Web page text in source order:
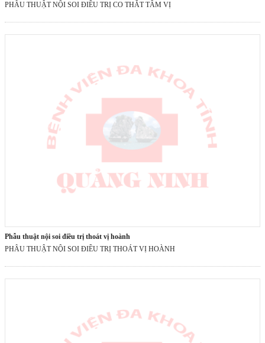
PHẪU THUẬT NỘI SOI ĐIỀU TRỊ CO THẮT TÂM VỊ
phẫu thuật nội soi điều trị thoát vị hoành
PHẪU THUẬT NỘI SOI ĐIỀU TRỊ THOÁT VỊ HOÀNH